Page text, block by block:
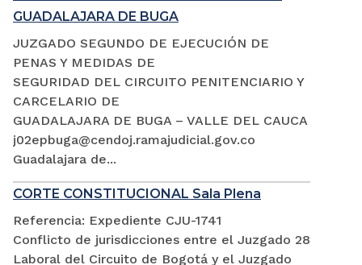
GUADALAJARA DE BUGA
JUZGADO SEGUNDO DE EJECUCIÓN DE
PENAS Y MEDIDAS DE
SEGURIDAD DEL CIRCUITO PENITENCIARIO Y
CARCELARIO DE
GUADALAJARA DE BUGA – VALLE DEL CAUCA
j02epbuga@cendoj.ramajudicial.gov.co
Guadalajara de...
CORTE CONSTITUCIONAL Sala Plena
Referencia: Expediente CJU-1741
Conflicto de jurisdicciones entre el Juzgado 28
Laboral del Circuito de Bogotá y el Juzgado